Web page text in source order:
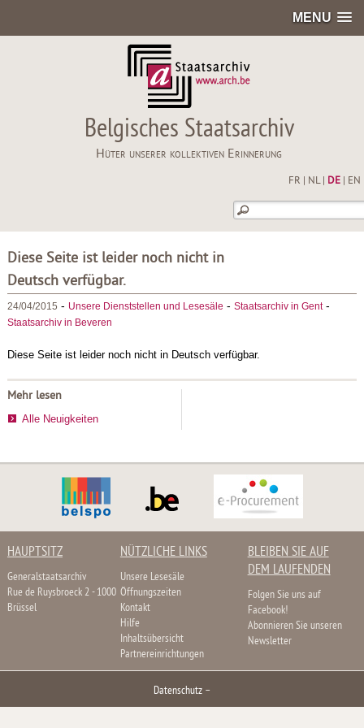
MENU
Belgisches Staatsarchiv
Hüter unserer kollektiven Erinnerung
FR NL| DE| EN
Diese Seite ist leider noch nicht in
Deutsch verfügbar.
24/04/2015 - Unsere Dienststellen und Lesesäle - Staatsarchiv in Gent-
Staatsarchiv in Beveren
Diese Seite ist leider noch nicht in Deutsch verfügbar.
Mehr lesen
Alle Neuigkeiten
HAUPTSITZ
Generalstaatsarchiv
Rue de Ruysbroeck 2 - 1000
Brüssel
NÜTZLICHE LINKS
Unsere Lesesäle
Öffnungszeiten
Kontakt
Hilfe
Inhaltsübersicht
Partnereinrichtungen
BLEIBEN SIE AUF
DEM LAUFENDEN
Folgen Sie uns auf
Facebook!
Abonnieren Sie unseren
Newsletter
Datenschutz –